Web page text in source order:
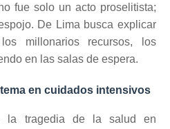
fue solo un acto proselitista;
De Lima busca explicar
millonarios recursos, los
en las salas de espera.
en cuidados intensivos
la tragedia de la salud en